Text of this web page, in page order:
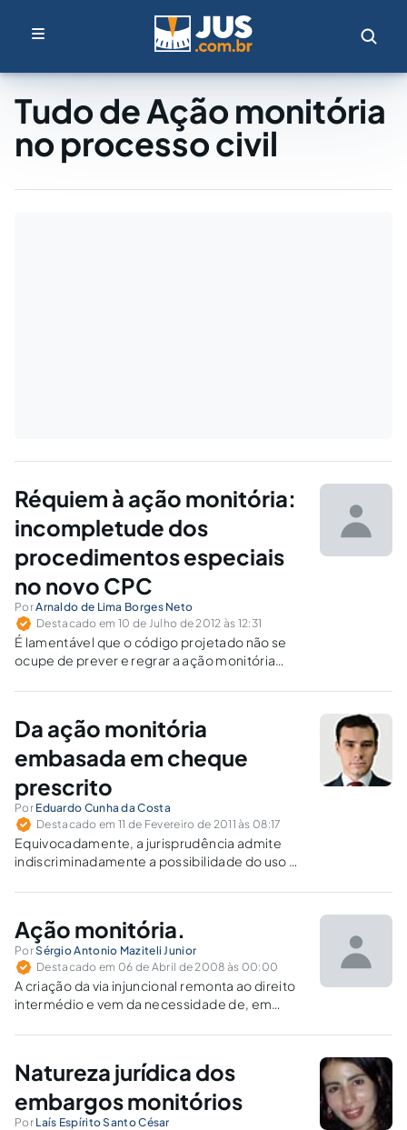
Tudo de Ação monitória
no processo civil
Réquiem à ação monitória:
incompletude dos
procedimentos especiais
no novo CPC
PorArnaldo de Lima Borges Neto
Destacado em 10 de Julho de 2012 às 12:31
É lamentável que o código projetado não se
ocupe de prever e regrar a ação monitória
trazer substitutivo à sua altura.
Da ação monitória
embasada em cheque
prescrito
Por Eduardo Cunha da Costa
Destacado em 11 de Fevereiro de 2011 às 08:17
Equivocadamente, a jurisprudência admite
indiscriminadamente a possibilidade do uso da
prescrito, independentemente do negócio
Ação monitória.
PorSérgio Antonio Maziteli Junior
Destacado em 06 de Abril de 2008 às 00:00
A criação da via injuncional remonta ao direito
intermédio e vem da necessidade de, em
até o título executivo, seja por deixar a cargo
seja pela sumarização do rito.
Natureza jurídica dos
embargos monitórios
Por Laís Espírito Santo César